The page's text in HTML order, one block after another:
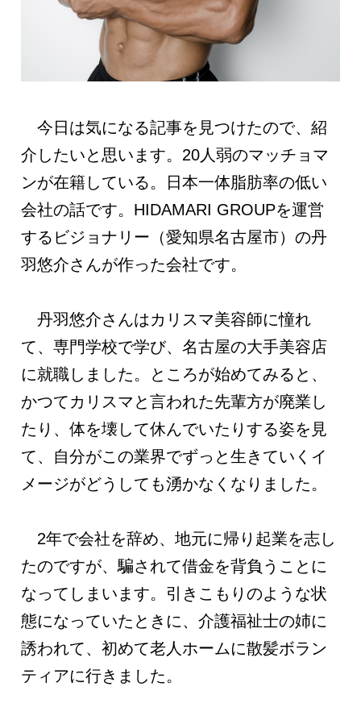
今日は気になる記事を見つけたので、紹
介したいと思います。20人弱のマッチョマ
ンが在籍している。日本一体脂肪率の低い
会社の話です。HIDAMARI GROUPを運営
するビジョナリー（愛知県名古屋市）の丹
羽悠介さんが作った会社です。
丹羽悠介さんはカリスマ美容師に憧れ
て、専門学校で学び、名古屋の大手美容店
に就職しました。ところが始めてみると、
かつてカリスマと言われた先輩方が廃業し
たり、体を壊して休んでいたりする姿を見
て、自分がこの業界でずっと生きていくイ
メージがどうしても湧かなくなりました。
2年で会社を辞め、地元に帰り起業を志し
たのですが、騙されて借金を背負うことに
なってしまいます。引きこもりのような状
態になっていたときに、介護福祉士の姉に
誘われて、初めて老人ホームに散髪ボラン
ティアに行きました。